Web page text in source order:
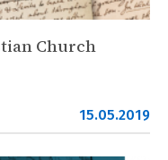
Church
15.05.2019